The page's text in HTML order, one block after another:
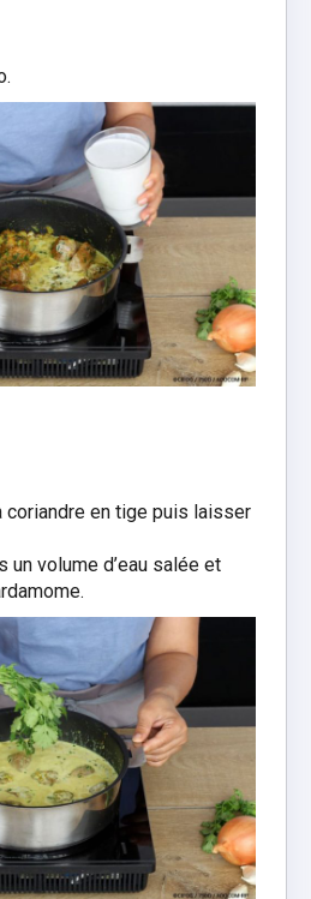
coriandre en tige puis laisser
un volume d’eau salée et